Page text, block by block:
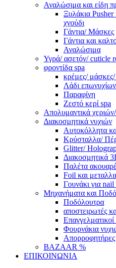
Αναλώσιμα και είδη
Ξυλάκια Pusher
χνούδι
Γάντια/ Μάσκες
Γάντια και
Αναλώσιμα
Υγρά/ ασετόν/ cuticle
φροντίδα spa
κρέμες/
Λάδι επωνυχίων
Παραφίνη
Ζεστό κερί spa
Απολυμαντικά
Διακοσμητικά νυχιών
Αυτοκόλλητα
Κρύσταλλα/
Glitter/
Διακοσμητικά
Παλέτα
Foil και
Γουνάκι για nail
Μηχανήματα και
Ποδόλουτρα
αποστειρωτές
Επαγγελματικοί
Φουρνάκια
BAZAAR %
ΕΠΙΚΟΙΝΩΝΙΑ